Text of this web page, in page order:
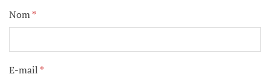
Nom*
E-mail *